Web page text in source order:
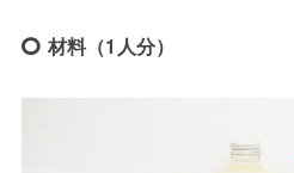
材料（1人分）